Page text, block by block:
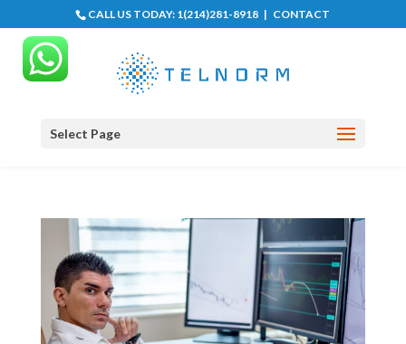
CALL US TODAY: 1(214)281-8918 | CONTACT
Select Page